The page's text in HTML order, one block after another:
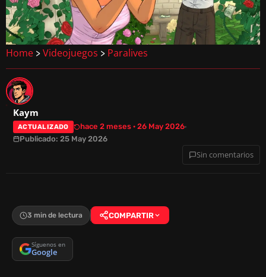
Home > Videojuegos > Paralives
Kaym
ACTUALIZADO
hace 2 meses · 26 May 2026
Publicado: 25 May 2026
Sin comentarios
3 min de lectura COMPARTIR
Síguenos en
Google